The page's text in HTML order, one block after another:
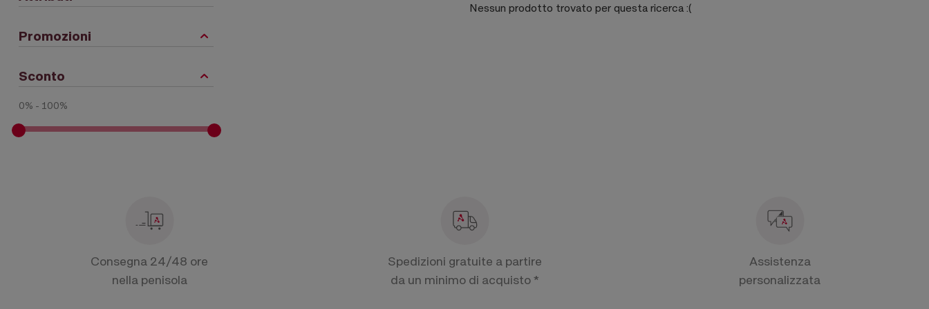
Promozioni
Sconto
0% - 100%
Nessun prodotto trovato per questa ricerca :(
Consegna 24/48 ore
nella penisola
Spedizioni gratuite a partire
da un minimo di acquisto *
Assistenza
personalizzata